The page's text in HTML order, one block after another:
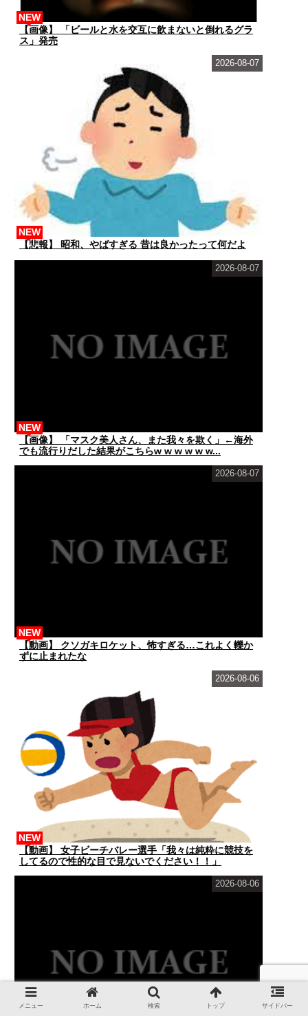
【画像】 「ビールと水を交互に飲まないと倒れるグラ
ス」発売
NEW
【悲報】 昭和、やばすぎる 昔は良かったって何だよ
NEW
2026-08-07
【画像】 「マスク美人さん、また我々を欺く」←海外
でも流行りだした結果がこちらw w w w w w...
NEW
2026-08-07
【動画】 クソガキロケット、怖すぎる…これよく轢か
ずに止まれたな
NEW
2026-08-07
【動画】 女子ビーチバレー選手「我々は純粋に競技を
してるので性的な目で見ないでください！！」
NEW
2026-08-06
2026-08-06
メニュー ホーム 検索 トップ サイドバー